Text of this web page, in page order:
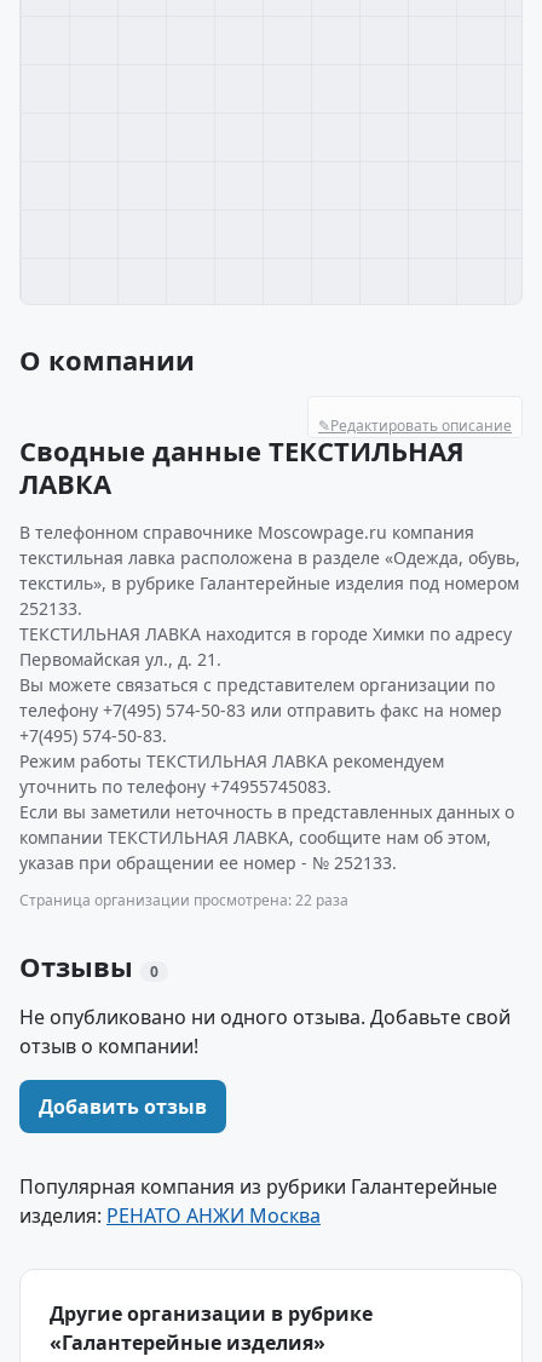
О компании
✎Редактировать описание
Сводные данные ТЕКСТИЛЬНАЯ
ЛАВКА
В телефонном справочнике Moscowpage.ru компания
текстильная лавка расположена в разделе «Одежда, обувь,
текстиль», в рубрике Галантерейные изделия под номером
252133.
ТЕКСТИЛЬНАЯ ЛАВКА находится в городе Химки по адресу
Первомайская ул., д. 21.
Вы можете связаться с представителем организации по
телефону +7(495) 574-50-83 или отправить факс на номер
+7(495) 574-50-83.
Режим работы ТЕКСТИЛЬНАЯ ЛАВКА рекомендуем
уточнить по телефону +74955745083.
Если вы заметили неточность в представленных данных о
компании ТЕКСТИЛЬНАЯ ЛАВКА, сообщите нам об этом,
указав при обращении ее номер - № 252133.
Страница организации просмотрена: 22 раза
Отзывы 0
Не опубликовано ни одного отзыва. Добавьте свой
отзыв о компании!
Добавить отзыв
Популярная компания из рубрики Галантерейные
изделия: РЕНАТО АНЖИ Москва
Другие организации в рубрике
«Галантерейные изделия»